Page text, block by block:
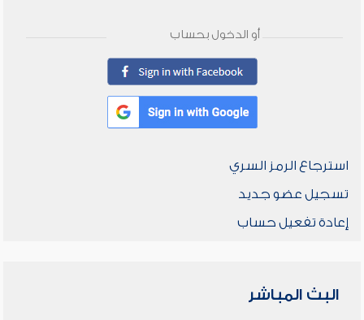
أو الدخول بحساب
استرجاع الرمز السري
تسجيل عضو جديد
إعادة تفعيل حساب
البث المباشر